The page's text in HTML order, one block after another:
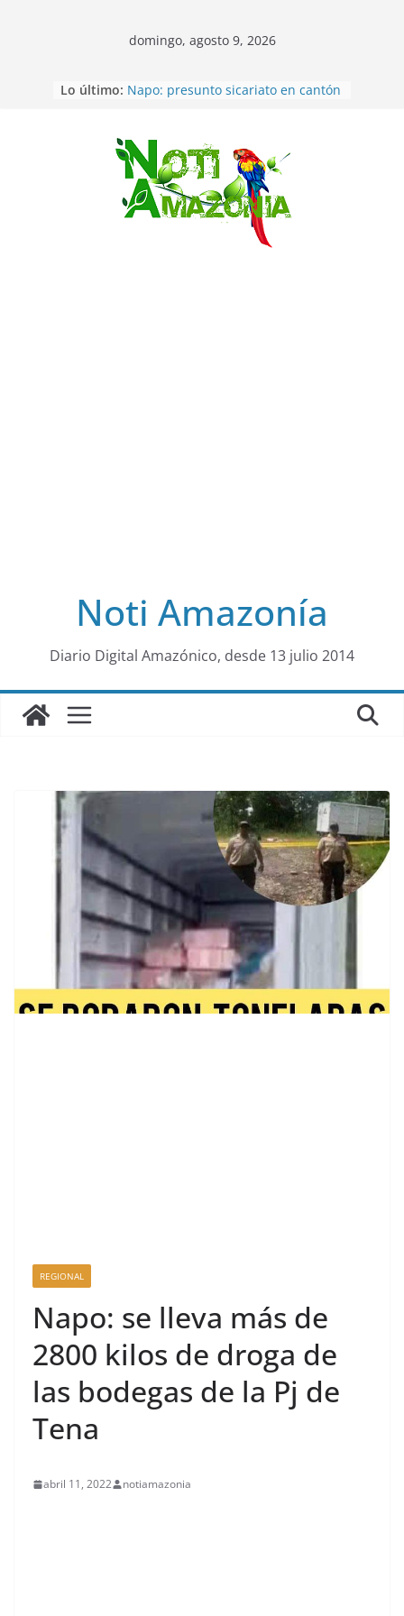
Saltar
al
domingo, agosto 9, 2026
Lo último: Napo: presunto sicariato en cantón
desaparecidos fueron encontrados
muertos en Puerto lopez
Sentencian a 34 años de prisión a
implicados en caso de Alison,
oriunda de Tena
Vozinha, el arquero sensación de
cabo Verde, ya llegó para
Noti Amazonía
Diario Digital Amazónico, desde 13 julio 2014
REGIONAL
Napo: se lleva más de
2800 kilos de droga de
las bodegas de la Pj de
Tena
abril 11, 2022 notiamazonia